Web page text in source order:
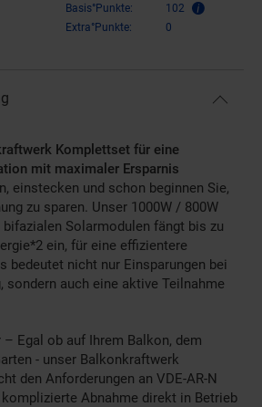
Basis°Punkte:
102
Extra°Punkte:
0
Komplettset für eine
mit maximaler Ersparnis
einstecken und schon beginnen Sie,
zu sparen. Unser 1000W / 800W
Solarmodulen fängt bis zu
ein, für eine effizientere
bedeutet nicht nur Einsparungen bei
sondern auch eine aktive Teilnahme
Egal ob auf Ihrem Balkon, dem
- unser Balkonkraftwerk
den Anforderungen an VDE-AR-N
Abnahme direkt in Betrieb